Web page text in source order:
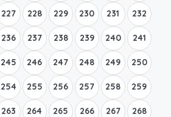
227 228 229 230 231 232
236 237 238 239 240 241
245 246 247 248 249 250
254 255 256 257 258 259
263 264 265 266 267 268